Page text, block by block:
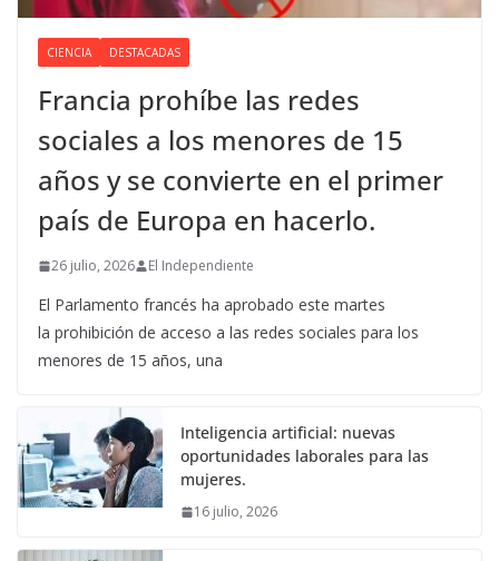
CIENCIA DESTACADAS
Francia prohíbe las redes
sociales a los menores de 15
años y se convierte en el primer
país de Europa en hacerlo.
26 julio, 2026 El Independiente
El Parlamento francés ha aprobado este martes
la prohibición de acceso a las redes sociales para los
menores de 15 años, una
Inteligencia artificial: nuevas
oportunidades laborales para las
mujeres.
16 julio, 2026